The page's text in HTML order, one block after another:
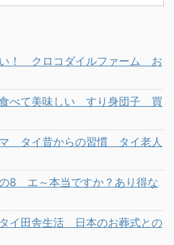
！ クロコダイルファーム お
べて美味しい すり身団子 買
タイ昔からの習慣 タイ老人
8 エ～本当ですか？あり得な
イ田舎生活 日本のお葬式との